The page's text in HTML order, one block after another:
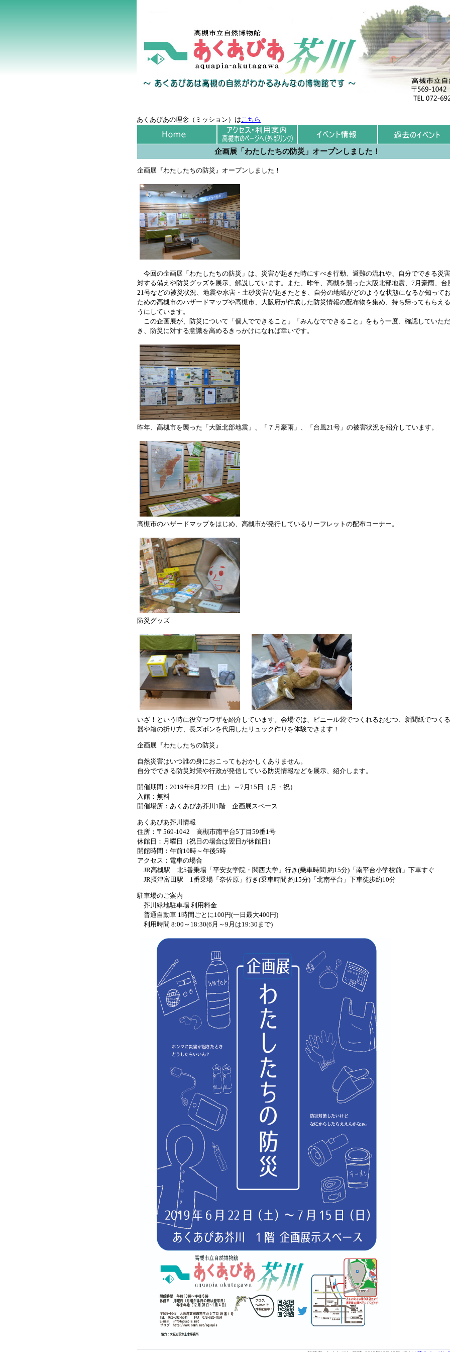
あくあぴあの理念（ミッション）はこちら
企画展「わたしたちの防災」オープンしました！
企画展『わたしたちの防災』オープンしました！
今回の企画展「わたしたちの防災」は、災害が起きた時にすべき行動、避難の流れや、自分でできる災
対する備えや防災グッズを展示、解説しています。また、昨年、高槻を襲った大阪北部地震、7月豪雨、台
21号などの被災状況、地震や水害・土砂災害が起きたとき、自分の地域がどのような状態になるか知って
ための高槻市のハザードマップや高槻市、大阪府が作成した防災情報の配布物を集め、持ち帰ってもらえ
うにしています。
この企画展が、防災について「個人でできること」「みんなでできること」をもう一度、確認していただ
き、防災に対する意識を高めるきっかけになれば幸いです。
昨年、高槻市を襲った「大阪北部地震」、「７月豪雨」、「台風21号」の被害状況を紹介しています。
高槻市のハザードマップをはじめ、高槻市が発行しているリーフレットの配布コーナー。
防災グッズ
いざ！という時に役立つワザを紹介しています。会場では、ビニール袋でつくれるおむつ、新聞紙でつく
器や箱の折り方、長ズボンを代用したリュック作りを体験できます！
企画展『わたしたちの防災』
自然災害はいつ誰の身におこってもおかしくありません。
自分でできる防災対策や行政が発信している防災情報などを展示、紹介します。
開催期間：2019年6月22日（土）～7月15日（月・祝）
入館：無料
開催場所：あくあぴあ芥川1階 企画展スペース
あくあぴあ芥川情報
住所：〒569-1042 高槻市南平台5丁目59番1号
休館日：月曜日（祝日の場合は翌日が休館日）
開館時間：午前10時～午後5時
アクセス：電車の場合
JR高槻駅 北5番乗場「平安女学院・関西大学」行き(乗車時間 約15分)「南平台小学校前」下車すぐ
JR摂津富田駅 1番乗場「奈佐原」行き(乗車時間 約15分)「北南平台」下車徒歩約10分
駐車場のご案内
芥川緑地駐車場 利用料金
普通自動車 1時間ごとに100円(一日最大400円)
利用時間 8:00～18:30(6月～9月は19:30まで)